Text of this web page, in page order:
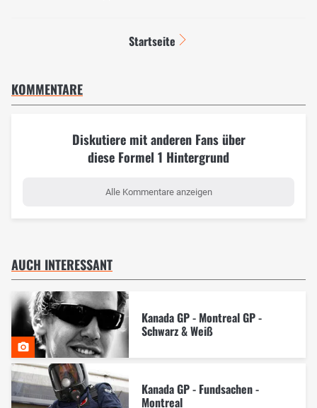
Startseite
KOMMENTARE
Diskutiere mit anderen Fans über
diese Formel 1 Hintergrund
Alle Kommentare anzeigen
AUCH INTERESSANT
Kanada GP - Montreal GP -
Schwarz & Weiß
Kanada GP - Fundsachen -
Montreal